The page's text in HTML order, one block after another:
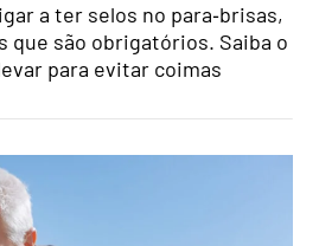
a ter selos no para‑brisas,
que são obrigatórios. Saiba o
para evitar coimas